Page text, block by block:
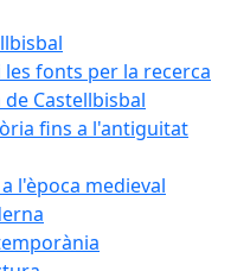
les fonts per la recerca
Castellbisbal
fins a l'antiguitat
l'època medieval